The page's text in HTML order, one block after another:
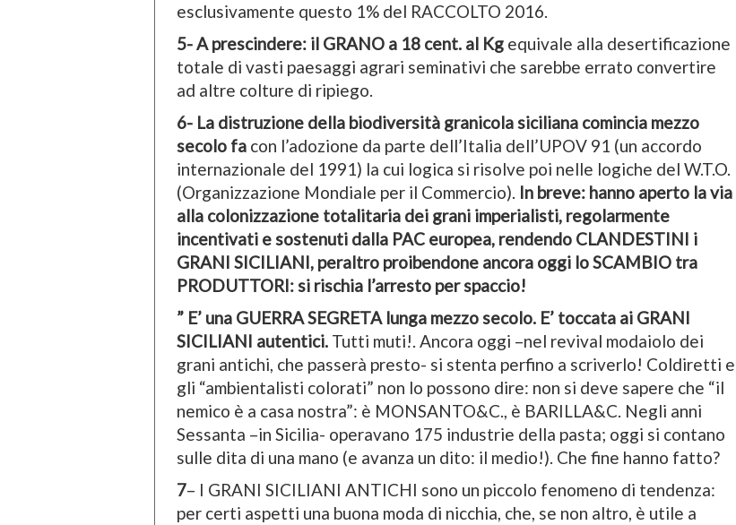
esclusivamente questo 1% del RACCOLTO 2016.
5- A prescindere: il GRANO a 18 cent. al Kg equivale alla desertificazione
totale di vasti paesaggi agrari seminativi che sarebbe errato convertire
ad altre colture di ripiego.
6- La distruzione della biodiversità granicola siciliana comincia mezzo
secolo fa con l’adozione da parte dell’Italia dell’UPOV 91 (un accordo
internazionale del 1991) la cui logica si risolve poi nelle logiche del W.T.O.
(Organizzazione Mondiale per il Commercio). In breve: hanno aperto la via
alla colonizzazione totalitaria dei grani imperialisti, regolarmente
incentivati e sostenuti dalla PAC europea, rendendo CLANDESTINI i
GRANI SICILIANI, peraltro proibendone ancora oggi lo SCAMBIO tra
PRODUTTORI: si rischia l’arresto per spaccio!
” E’ una GUERRA SEGRETA lunga mezzo secolo. E’ toccata ai GRANI
SICILIANI autentici. Tutti muti!. Ancora oggi –nel revival modaiolo dei
grani antichi, che passerà presto- si stenta perfino a scriverlo! Coldiretti e
gli “ambientalisti colorati” non lo possono dire: non si deve sapere che “il
nemico è a casa nostra”: è MONSANTO&C., è BARILLA&C. Negli anni
Sessanta –in Sicilia- operavano 175 industrie della pasta; oggi si contano
sulle dita di una mano (e avanza un dito: il medio!). Che fine hanno fatto?
7– I GRANI SICILIANI ANTICHI sono un piccolo fenomeno di tendenza:
per certi aspetti una buona moda di nicchia, che, se non altro, è utile a